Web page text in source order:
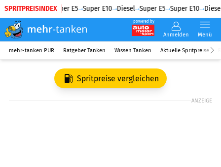
SPRITPREISINDEX
Diesel Super E5 Super E10 Diesel Super E5 Super E10 Diesel
powered by
Anmelden Menü
mehr-tanken PUR Ratgeber Tanken Wissen Tanken Aktuelle Spritpreise
Spritpreise vergleichen
ANZEIGE